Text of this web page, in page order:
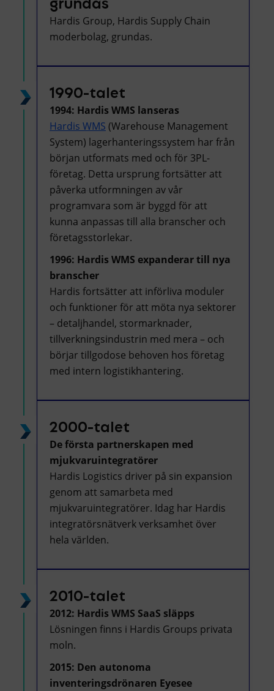
Hardis Group, Hardis Supply Chain
moderbolag, grundas.
1990-talet
1994: Hardis WMS lanseras
Hardis WMS (Warehouse Management
System) lagerhanteringssystem har från
början utformats med och för 3PL-
företag. Detta ursprung fortsätter att
påverka utformningen av vår
programvara som är byggd för att
kunna anpassas till alla branscher och
företagsstorlekar.
1996: Hardis WMS expanderar till nya
branscher
Hardis fortsätter att införliva moduler
och funktioner för att möta nya sektorer
– detaljhandel, stormarknader,
tillverkningsindustrin med mera – och
börjar tillgodose behoven hos företag
med intern logistikhantering.
2000-talet
De första partnerskapen med
mjukvaruintegratörer
Hardis Logistics driver på sin expansion
genom att samarbeta med
mjukvaruintegratörer. Idag har Hardis
integratörsnätverk verksamhet över
hela världen.
2010-talet
2012: Hardis WMS SaaS släpps
Lösningen finns i Hardis Groups privata
moln.
2015: Den autonoma
inventeringsdrönaren Eyesee